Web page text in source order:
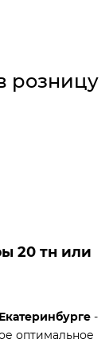
розницу
20 тн или
-
оптимальное